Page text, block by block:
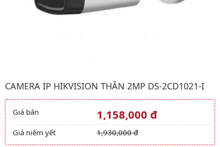
Hình ảnh đại diện của sản phẩm Camera IP HIKVISION Thân
CAMERA IP HIKVISION THÂN 2MP DS-2CD1021-I
Giá và khuyến mãi
Giá bán 1,158,000 đ
Giá niêm yết 1,930,000 đ